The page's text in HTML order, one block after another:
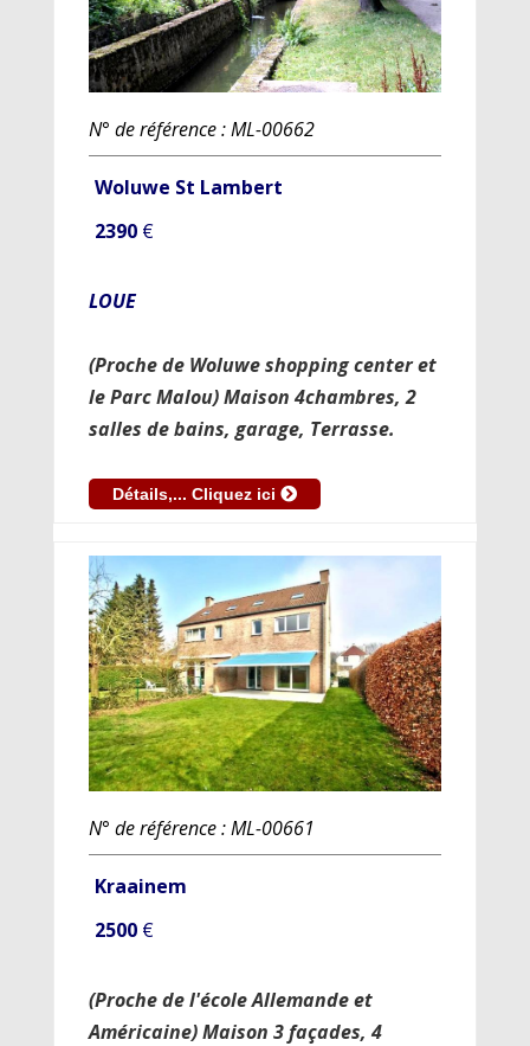
N° de référence : ML-00662
Woluwe St Lambert
2390€
LOUE
(Proche de Woluwe shopping center et
le Parc Malou) Maison 4chambres, 2
salles de bains, garage, Terrasse.
Détails,... Cliquez ici
N° de référence : ML-00661
Kraainem
2500€
(Proche de l'école Allemande et
Américaine) Maison 3 façades, 4